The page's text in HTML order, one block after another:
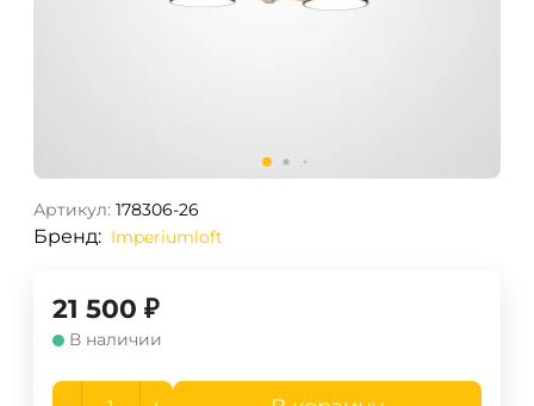
Артикул: 178306-26
Бренд: Imperiumloft
21 500 ₽
В наличии